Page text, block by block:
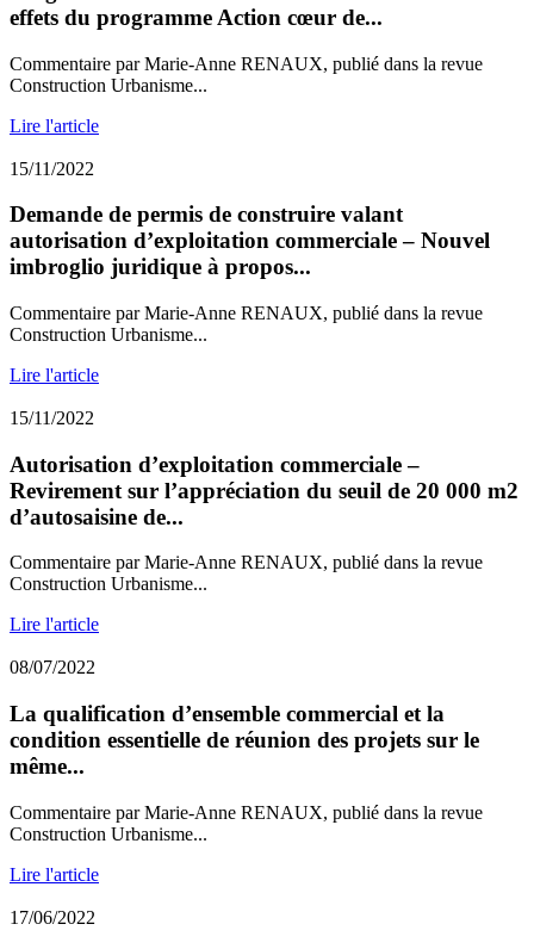
effets du programme Action cœur de...
Commentaire par Marie-Anne RENAUX, publié dans la revue
Construction Urbanisme...
Lire l'article
15/11/2022
Demande de permis de construire valant
autorisation d’exploitation commerciale – Nouvel
imbroglio juridique à propos...
Commentaire par Marie-Anne RENAUX, publié dans la revue
Construction Urbanisme...
Lire l'article
15/11/2022
Autorisation d’exploitation commerciale –
Revirement sur l’appréciation du seuil de 20 000 m2
d’autosaisine de...
Commentaire par Marie-Anne RENAUX, publié dans la revue
Construction Urbanisme...
Lire l'article
08/07/2022
La qualification d’ensemble commercial et la
condition essentielle de réunion des projets sur le
même...
Commentaire par Marie-Anne RENAUX, publié dans la revue
Construction Urbanisme...
Lire l'article
17/06/2022